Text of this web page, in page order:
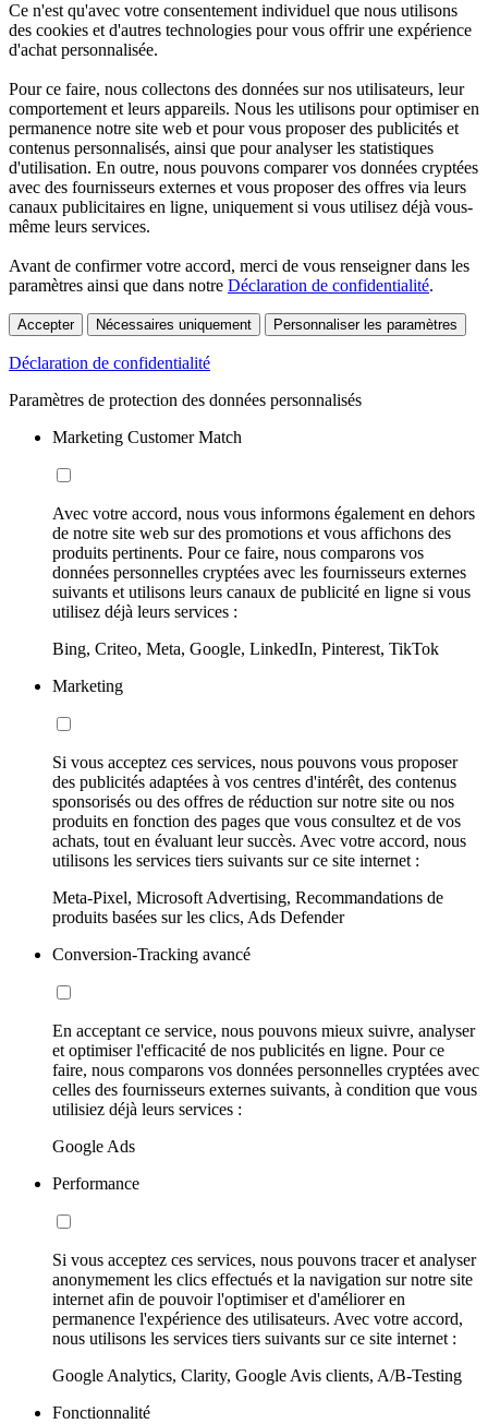
Ce n'est qu'avec votre consentement individuel que nous utilisons
des cookies et d'autres technologies pour vous offrir une expérience
d'achat personnalisée.
Pour ce faire, nous collectons des données sur nos utilisateurs, leur
comportement et leurs appareils. Nous les utilisons pour optimiser en
permanence notre site web et pour vous proposer des publicités et
contenus personnalisés, ainsi que pour analyser les statistiques
d'utilisation. En outre, nous pouvons comparer vos données cryptées
avec des fournisseurs externes et vous proposer des offres via leurs
canaux publicitaires en ligne, uniquement si vous utilisez déjà vous-
même leurs services.
Avant de confirmer votre accord, merci de vous renseigner dans les
paramètres ainsi que dans notre Déclaration de confidentialité.
Accepter Nécessaires uniquement Personnaliser les paramètres
Déclaration de confidentialité
Paramètres de protection des données personnalisés
Marketing Customer Match
Avec votre accord, nous vous informons également en dehors
de notre site web sur des promotions et vous affichons des
produits pertinents. Pour ce faire, nous comparons vos
données personnelles cryptées avec les fournisseurs externes
suivants et utilisons leurs canaux de publicité en ligne si vous
utilisez déjà leurs services :
Bing, Criteo, Meta, Google, LinkedIn, Pinterest, TikTok
Marketing
Si vous acceptez ces services, nous pouvons vous proposer
des publicités adaptées à vos centres d'intérêt, des contenus
sponsorisés ou des offres de réduction sur notre site ou nos
produits en fonction des pages que vous consultez et de vos
achats, tout en évaluant leur succès. Avec votre accord, nous
utilisons les services tiers suivants sur ce site internet :
Meta-Pixel, Microsoft Advertising, Recommandations de
produits basées sur les clics, Ads Defender
Conversion-Tracking avancé
En acceptant ce service, nous pouvons mieux suivre, analyser
et optimiser l'efficacité de nos publicités en ligne. Pour ce
faire, nous comparons vos données personnelles cryptées avec
celles des fournisseurs externes suivants, à condition que vous
utilisiez déjà leurs services :
Google Ads
Performance
Si vous acceptez ces services, nous pouvons tracer et analyser
anonymement les clics effectués et la navigation sur notre site
internet afin de pouvoir l'optimiser et d'améliorer en
permanence l'expérience des utilisateurs. Avec votre accord,
nous utilisons les services tiers suivants sur ce site internet :
Google Analytics, Clarity, Google Avis clients, A/B-Testing
Fonctionnalité